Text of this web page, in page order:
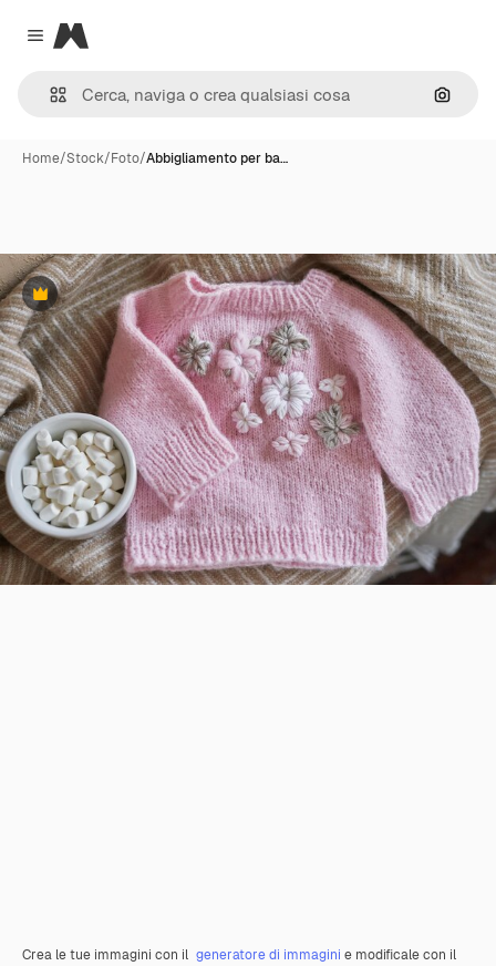
Close menu
Magnific
Cerca
Home/Stock/Foto/Abbigliamento per ba…
Premium
Crea le tue immagini con il generatore di immagini e modificale con il